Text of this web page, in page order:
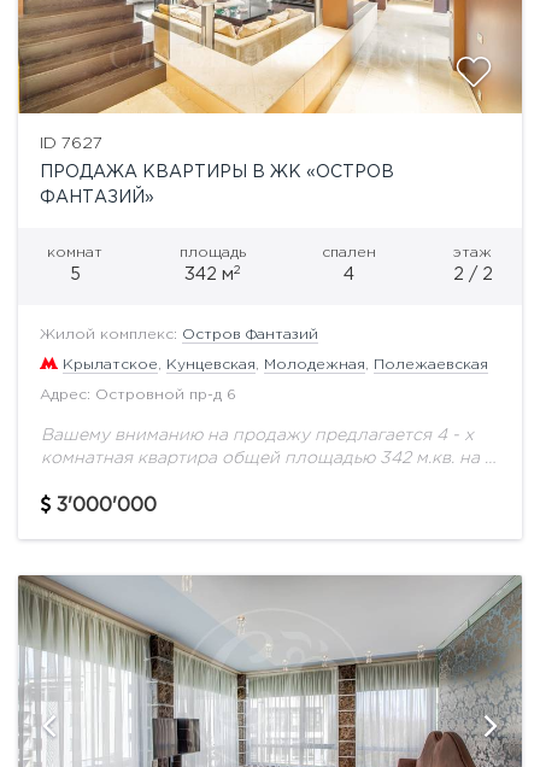
ID 7627
ПРОДАЖА КВАРТИРЫ В ЖК «ОСТРОВ
ФАНТАЗИЙ»
комнат
5
площадь
342 м2
спален
4
этаж
2 / 2
Жилой комплекс: Остров Фантазий
Крылатское Кунцевская Молодежная Полежаевская
Адрес: Островной пр-д 6
Вашему вниманию на продажу предлагается 4 - х
комнатная квартира общей площадью 342 м.кв. на 2
комнатами; Кабинет; Игровая комната; Бильярдная...
3'000'000